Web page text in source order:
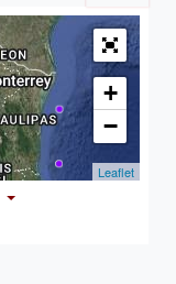
+
−
Leaflet